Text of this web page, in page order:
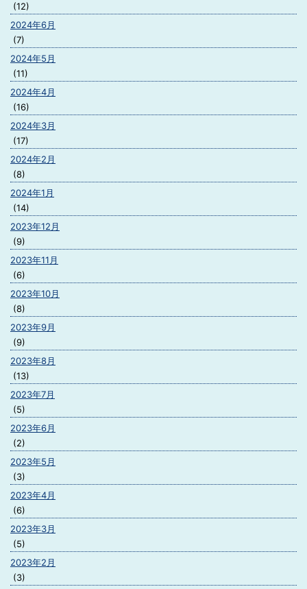
(12)
2024年6月
(7)
2024年5月
(11)
2024年4月
(16)
2024年3月
(17)
2024年2月
(8)
2024年1月
(14)
2023年12月
(9)
2023年11月
(6)
2023年10月
(8)
2023年9月
(9)
2023年8月
(13)
2023年7月
(5)
2023年6月
(2)
2023年5月
(3)
2023年4月
(6)
2023年3月
(5)
2023年2月
(3)